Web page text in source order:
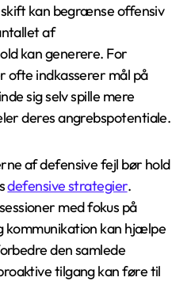
kan begrænse offensiv
af
kan generere. For
ofte indkasserer mål på
sig selv spille mere
deres angrebspotentiale.
af defensive fejl bør hold
defensive strategier.
med fokus på
kommunikation kan hjælpe
den samlede
tilgang kan føre til